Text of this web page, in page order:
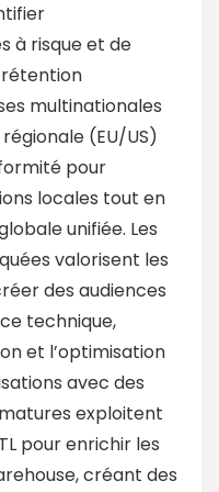
à risque et de
multinationales
(EU/US)
pour
locales tout en
unifiée. Les
valorisent les
des audiences
technique,
et l’optimisation
avec des
exploitent
pour enrichir les
créant des